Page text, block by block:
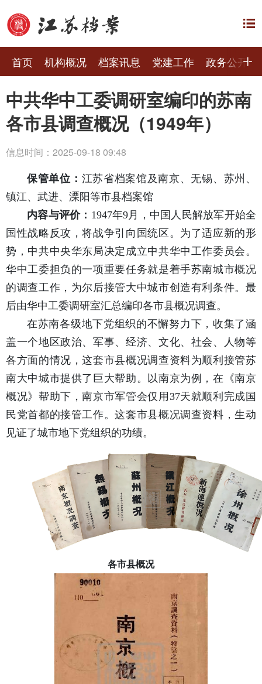
首页 机构概况 档案讯息 党建工作 政务公开
中共华中工委调研室编印的苏南
各市县调查概况（1949年）
信息时间：2025-09-18 09:48
保管单位： 江苏省档案馆及南京、无锡、苏州、
镇江、武进、溧阳等市县档案馆
内容与评价： 1947年9月，中国人民解放军开始全
国性战略反攻，将战争引向国统区。为了适应新的形
势，中共中央华东局决定成立中共华中工作委员会。
华中工委担负的一项重要任务就是着手苏南城市概况
的调查工作，为尔后接管大中城市创造有利条件。最
后由华中工委调研室汇总编印各市县概况调查。
在苏南各级地下党组织的不懈努力下，收集了涵
盖一个地区政治、军事、经济、文化、社会、人物等
各方面的情况，这套市县概况调查资料为顺利接管苏
南大中城市提供了巨大帮助。以南京为例，在《南京
概况》帮助下，南京市军管会仅用37天就顺利完成国
民党首都的接管工作。这套市县概况调查资料，生动
见证了城市地下党组织的功绩。
各市县概况